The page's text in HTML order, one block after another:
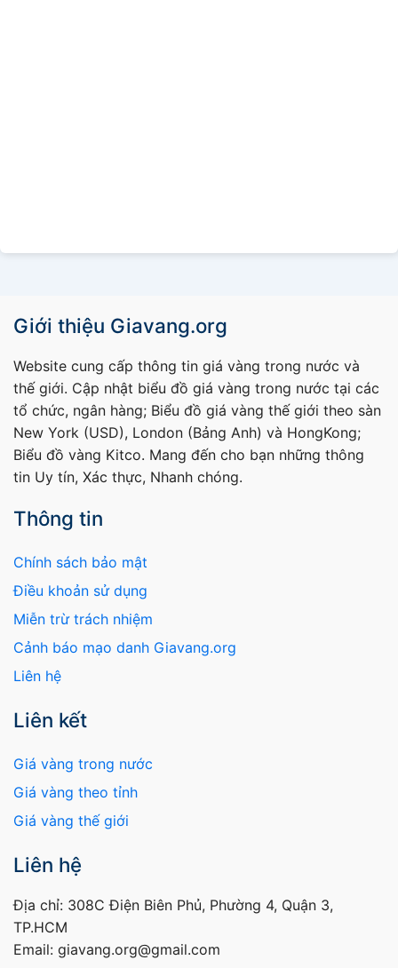
Giới thiệu Giavang.org
Website cung cấp thông tin giá vàng trong nước và
thế giới. Cập nhật biểu đồ giá vàng trong nước tại các
tổ chức, ngân hàng; Biểu đồ giá vàng thế giới theo sàn
New York (USD), London (Bảng Anh) và HongKong;
Biểu đồ vàng Kitco. Mang đến cho bạn những thông
tin Uy tín, Xác thực, Nhanh chóng.
Thông tin
Chính sách bảo mật
Điều khoản sử dụng
Miễn trừ trách nhiệm
Cảnh báo mạo danh Giavang.org
Liên hệ
Liên kết
Giá vàng trong nước
Giá vàng theo tỉnh
Giá vàng thế giới
Liên hệ
Địa chỉ: 308C Điện Biên Phủ, Phường 4, Quận 3,
TP.HCM
Email: giavang.org@gmail.com